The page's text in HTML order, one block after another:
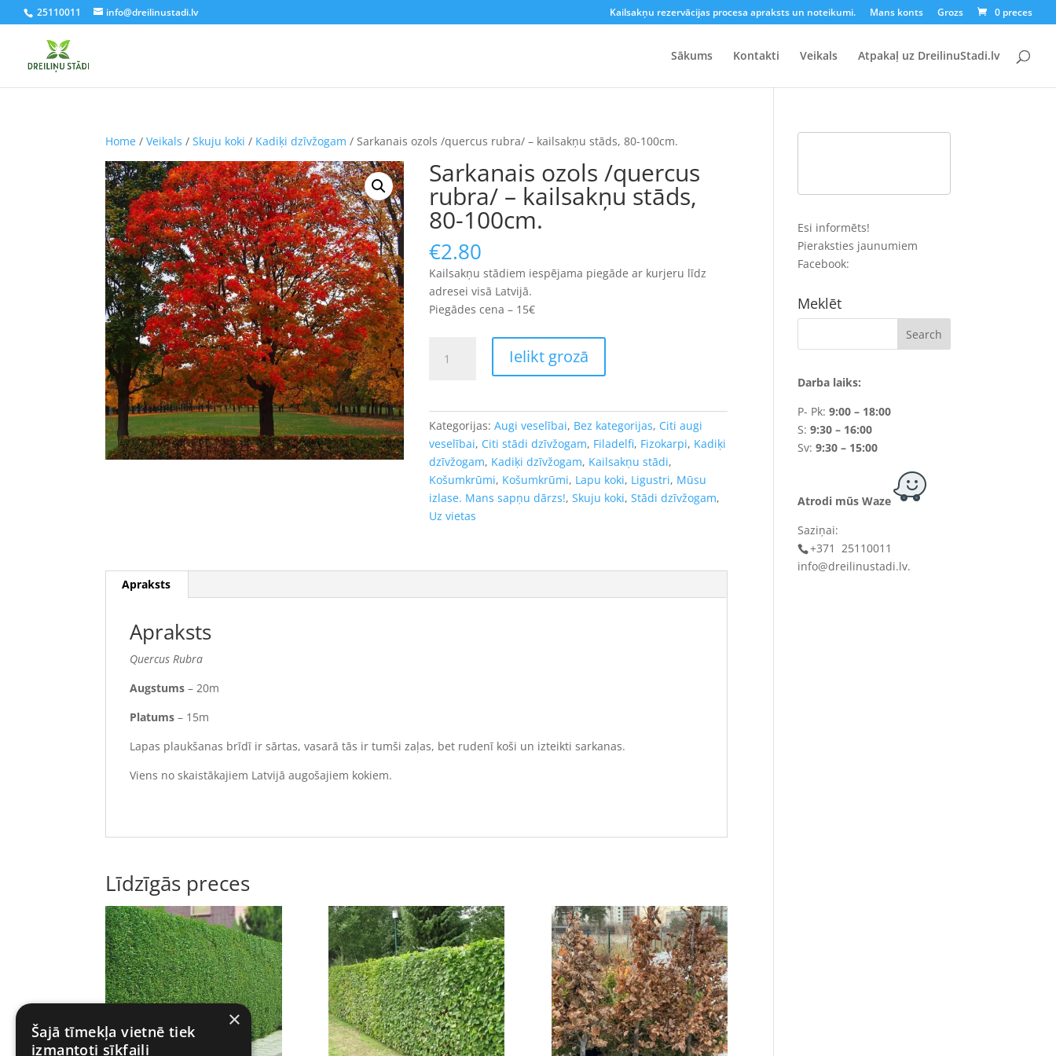
25110011 info@dreilinustadi.lv Kailsakņu rezervācijas procesa apraksts un noteikumi. Mans konts Grozs 0 preces
Sākums Kontakti Veikals Atpakaļ uz DreilinuStadi.lv
Home /Veikals /Skuju koki / Kadiķi dzīvžogam / Sarkanais ozols /quercus rubra/ – kailsakņu stāds, 80-100cm.
Sarkanais ozols /quercus
rubra/ – kailsakņu stāds,
80-100cm.
€2.80
Kailsakņu stādiem iespējama piegāde ar kurjeru līdz
adresei visā Latvijā.
Piegādes cena – 15€
ozols
kailsakņu
stāds,
80-
100cm.
daudzums
Ielikt grozā
Kategorijas:Augi veselībai, Bez kategorijas, Citi augi
veselībai, Citi stādi dzīvžogam, Filadelfi, Fizokarpi, Kadiķi
dzīvžogam, Kadiķi dzīvžogam, Kailsakņu stādi,
Košumkrūmi, Košumkrūmi, Lapu koki, Ligustri, Mūsu
izlase. Mans sapņu dārzs!,Skuju koki,Stādi dzīvžogam,
Uz vietas
Apraksts
Apraksts
Quercus Rubra
Augstums – 20m
Platums – 15m
Lapas plaukšanas brīdī ir sārtas, vasarā tās ir tumši zaļas, bet rudenī koši un izteikti sarkanas.
Viens no skaistākajiem Latvijā augošajiem kokiem.
Līdzīgās preces
Esi informēts!
Pieraksties jaunumiem
Facebook:
Meklēt
Darba laiks:
P- Pk:9:00 – 18:00
S: 9:30 – 16:00
Sv:9:30 – 15:00
Atrodi mūs Waze
Saziņai:
+371 25110011
info@dreilinustadi.lv.
×
Šajā tīmekļa vietnē tiek
izmantoti sīkfaili